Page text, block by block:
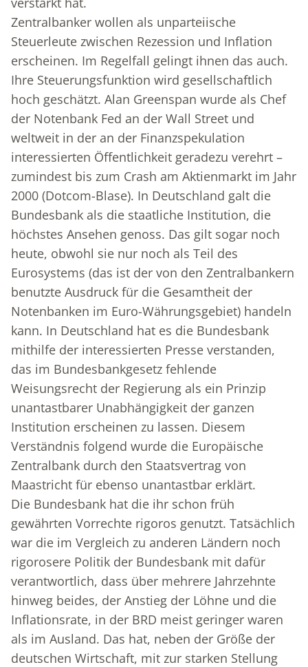
Zentralbanker wollen als unparteiische
Steuerleute zwischen Rezession und Inflation
erscheinen. Im Regelfall gelingt ihnen das auch.
Ihre Steuerungsfunktion wird gesellschaftlich
hoch geschätzt. Alan Greenspan wurde als Chef
der Notenbank Fed an der Wall Street und
weltweit in der an der Finanzspekulation
interessierten Öffentlichkeit geradezu verehrt –
zumindest bis zum Crash am Aktienmarkt im Jahr
2000 (Dotcom-Blase). In Deutschland galt die
Bundesbank als die staatliche Institution, die
höchstes Ansehen genoss. Das gilt sogar noch
heute, obwohl sie nur noch als Teil des
Eurosystems (das ist der von den Zentralbankern
benutzte Ausdruck für die Gesamtheit der
Notenbanken im Euro-Währungsgebiet) handeln
kann. In Deutschland hat es die Bundesbank
mithilfe der interessierten Presse verstanden,
das im Bundesbankgesetz fehlende
Weisungsrecht der Regierung als ein Prinzip
unantastbarer Unabhängigkeit der ganzen
Institution erscheinen zu lassen. Diesem
Verständnis folgend wurde die Europäische
Zentralbank durch den Staatsvertrag von
Maastricht für ebenso unantastbar erklärt.
Die Bundesbank hat die ihr schon früh
gewährten Vorrechte rigoros genutzt. Tatsächlich
war die im Vergleich zu anderen Ländern noch
rigorosere Politik der Bundesbank mit dafür
verantwortlich, dass über mehrere Jahrzehnte
hinweg beides, der Anstieg der Löhne und die
Inflationsrate, in der BRD meist geringer waren
als im Ausland. Das hat, neben der Größe der
deutschen Wirtschaft, mit zur starken Stellung